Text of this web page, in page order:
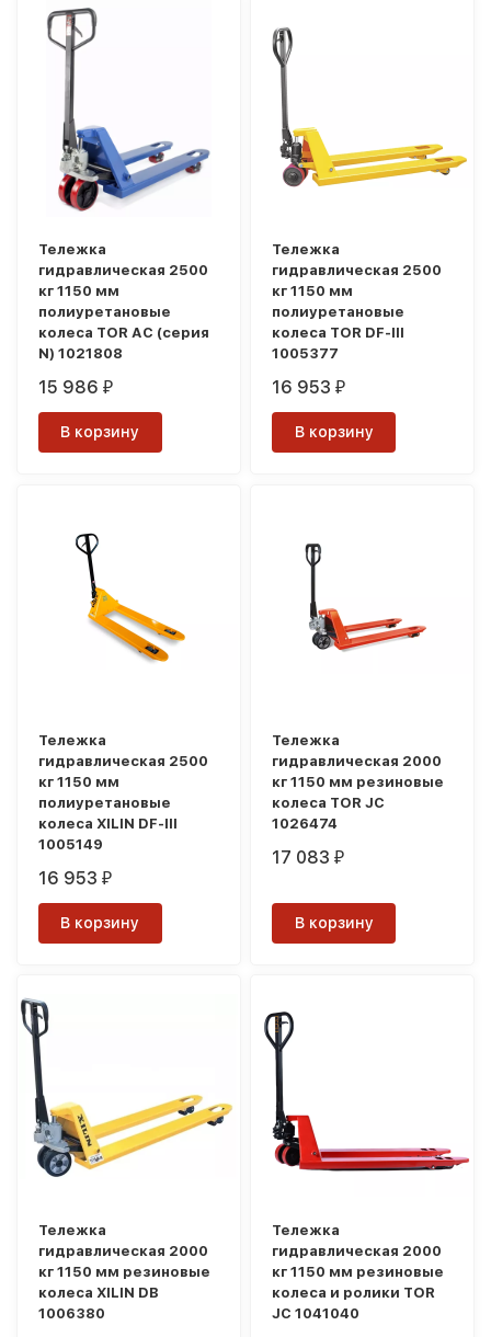
Тележка
гидравлическая 2500
кг 1150 мм
полиуретановые
колеса TOR AC (серия
N) 1021808
15 986₽
В корзину
Тележка
гидравлическая 2500
кг 1150 мм
полиуретановые
колеса TOR DF-III
1005377
16 953₽
В корзину
Тележка
гидравлическая 2500
кг 1150 мм
полиуретановые
колеса XILIN DF-III
1005149
16 953₽
В корзину
Тележка
гидравлическая 2000
кг 1150 мм резиновые
колеса TOR JC
1026474
17 083₽
В корзину
Тележка
гидравлическая 2000
кг 1150 мм резиновые
колеса XILIN DB
1006380
Тележка
гидравлическая 2000
кг 1150 мм резиновые
колеса и ролики TOR
JC 1041040